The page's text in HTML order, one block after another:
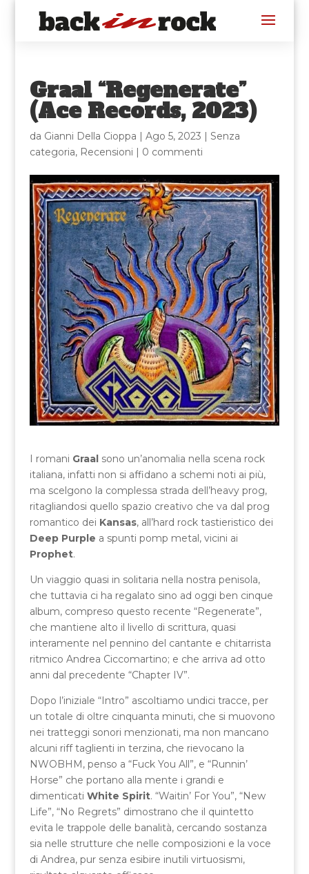
Graal “Regenerate”
(Ace Records, 2023)
da Gianni Della Cioppa | Ago 5, 2023 | Senza
categoria, Recensioni | 0 commenti
I romani Graal sono un’anomalia nella scena rock
italiana, infatti non si affidano a schemi noti ai più,
ma scelgono la complessa strada dell’heavy prog,
ritagliandosi quello spazio creativo che va dal prog
romantico dei Kansas, all’hard rock tastieristico dei
Deep Purple a spunti pomp metal, vicini ai
Prophet.
Un viaggio quasi in solitaria nella nostra penisola,
che tuttavia ci ha regalato sino ad oggi ben cinque
album, compreso questo recente “Regenerate”,
che mantiene alto il livello di scrittura, quasi
interamente nel pennino del cantante e chitarrista
ritmico Andrea Ciccomartino; e che arriva ad otto
anni dal precedente “Chapter IV”.
Dopo l’iniziale “Intro” ascoltiamo undici tracce, per
un totale di oltre cinquanta minuti, che si muovono
nei tratteggi sonori menzionati, ma non mancano
alcuni riff taglienti in terzina, che rievocano la
NWOBHM, penso a “Fuck You All”, e “Runnin’
Horse” che portano alla mente i grandi e
dimenticati White Spirit. “Waitin’ For You”, “New
Life”, “No Regrets” dimostrano che il quintetto
evita le trappole delle banalità, cercando sostanza
sia nelle strutture che nelle composizioni e la voce
di Andrea, pur senza esibire inutili virtuosismi,